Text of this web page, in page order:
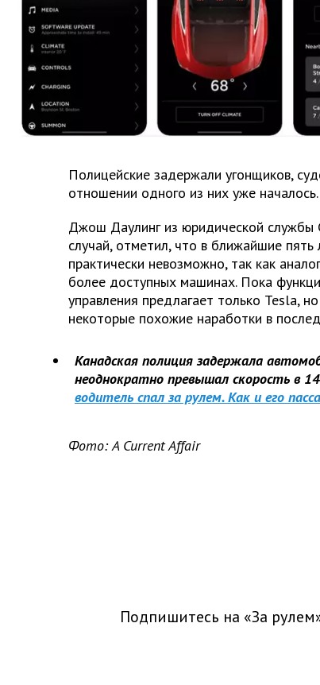
Полицейские задержали угонщиков,
отношении одного из них уже началось.
Джош Даулинг из юридической службы
случай, отметил, что в ближайшие пять
практически невозможно, так как
более доступных машинах. Пока
управления предлагает только Tesla,
некоторые похожие наработки в
Канадская полиция задержала
неоднократно превышал скорость в
водитель спал за рулем. Как и его
Фото: A Current Affair
Подпишитесь на «За